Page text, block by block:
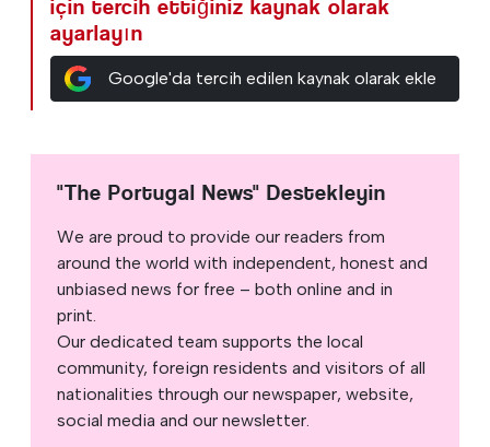
için tercih ettiğiniz kaynak olarak
ayarlayın
Google'da tercih edilen kaynak olarak ekle
"The Portugal News" Destekleyin
We are proud to provide our readers from
around the world with independent, honest and
unbiased news for free – both online and in
print.
Our dedicated team supports the local
community, foreign residents and visitors of all
nationalities through our newspaper, website,
social media and our newsletter.